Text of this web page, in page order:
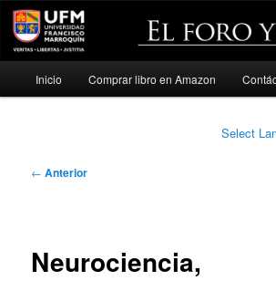
Ir
Inicio Comprar libro en Amazon
Select
Navegación
← Anterior
Neurociencia,